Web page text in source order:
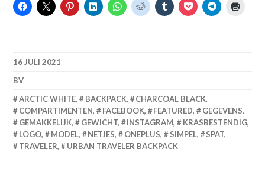
16 JULI 2021
BV
ARCTIC WHITE, BACKPACK, CHARCOAL BLACK,
COMPARTIMENTEN, FACEBOOK, FEATURED, GEGEVENS,
GEMAKKELIJK, GEWICHT, INSTAGRAM, KRASBESTENDIG,
LOGO, MODEL, NETJES, ONEPLUS, SIMPEL, SPAT,
TRAVELER, URBAN TRAVELER BACKPACK